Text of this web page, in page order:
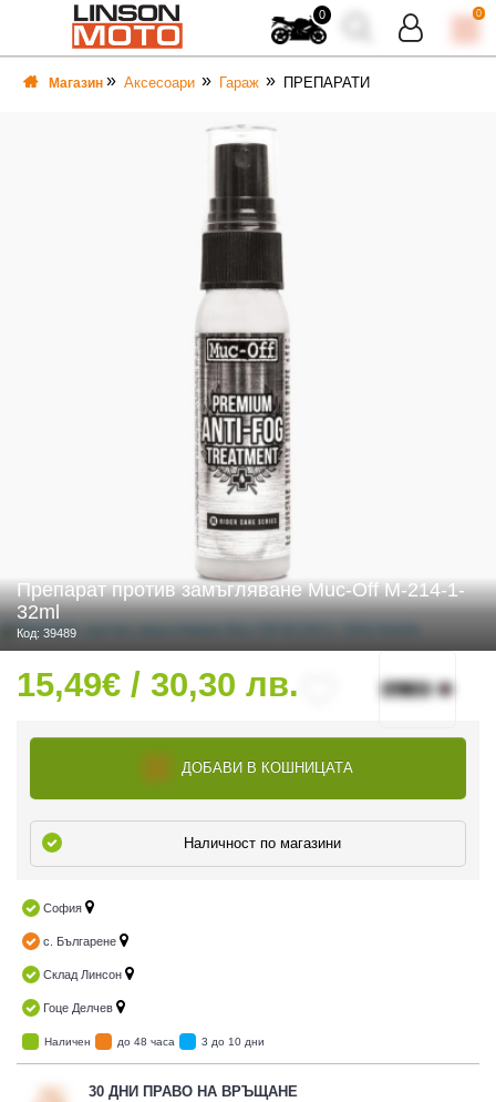
0 0
Магазин Аксесоари Гараж ПРЕПАРАТИ
Препарат против замъгляване Muc-Off M-214-1-
32ml
Код: 39489
15,49€ / 30,30 лв.
ДОБАВИ В КОШНИЦАТА
Наличност по магазини
София
с. Българене
Склад Линсон
Гоце Делчев
Наличен до 48 часа 3 до 10 дни
30 ДНИ ПРАВО НА ВРЪЩАНЕ